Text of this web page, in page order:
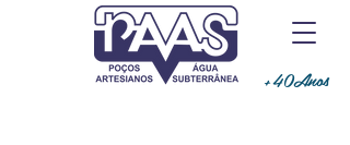
+40Anos